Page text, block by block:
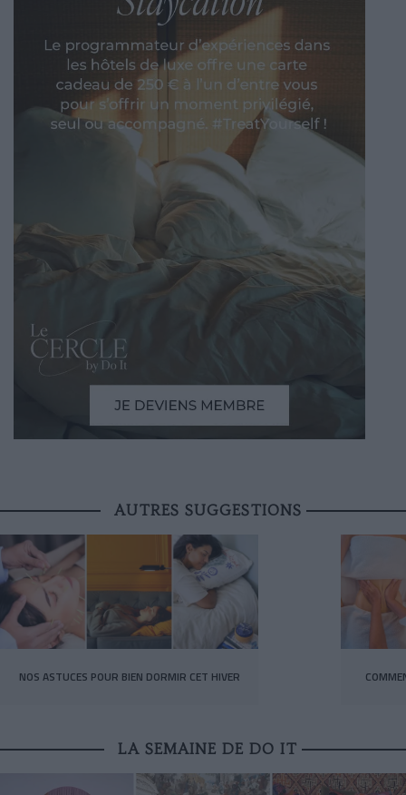
AUTRES SUGGESTIONS
NOS ASTUCES POUR BIEN DORMIR CET HIVER
LA SEMAINE DE DO IT